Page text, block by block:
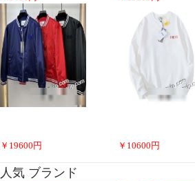
￥ 19600 円 ￥ 10600 円
人気 ブランド